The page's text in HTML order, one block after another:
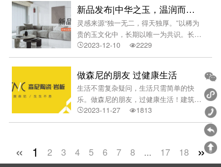
白度岩板坯底行业领先。-方正之韵，大
宅更美。火晶岩系列1200*1200mm/90°
以上光感度/干粒全抛岩浆经火山口喷发遇
空气成“火晶岩”形态，漂亮的晶体状成为
天然的艺术作品，色彩协调而性能稳定。
尼陶瓷·岩板2023优秀经销商年会圆满完
成12月11日，签到日。·客户签到墙年会
新品区：不同规格，不同空间。森尼岩板
景观大理石方正大岩板方正大理石→左右
滑动看更多-方正大理石，地砖性价比之
选。-森尼岩板，品质之选。-方正大岩
板，驭见新家居。·客户逛展厅新品12月
12日，会议日。·会议现场2023优秀经销
商年会期间，森尼陶瓷·岩板品牌总经理刘
建辉先生进行品牌汇报及趋势分享，刘总
新品发布|中华之玉，温润而泽。
灵感来源“独一无二，得天独厚。”以稀为
贵的玉文化中，长期以唯一为共识。长久
的中国史中，玉赋予诸多美好品质，“温
润而泽，仁也。”与此同时，中国人审美
蓄、灵性。是之为：中华玉。（图自：视
觉中国）中华玉系列-产品特点1、一石多
面，自然雅筑。以黄金规格
750x1500mm，一石多面的版面排布，极
大地还原玉石真貌，整体视觉诗意雅韵。
透气。森尼全抛工艺提高光亮度，同时集
齐耐磨、防污、质地致密等优点，养护成
2023-12-10 2229
做森尼的朋友 过健康生活
生活不需复杂疑问，生活只需简单的快
乐。做森尼的朋友，过健康生活！建筑是
由建筑和构筑组成。复杂些的还包含科学
规律、风水理念和美学法则创造的人工环
瓷·岩板起源于欧陆文化，并由此提炼出独
2023-11-27 1813
« 1 2 3 4 5 6 7 8 ... 17 18 »